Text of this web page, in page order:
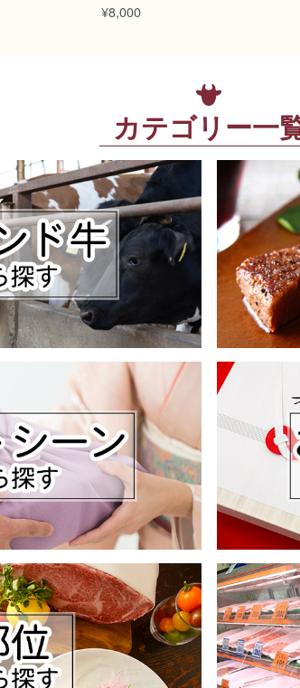
¥8,000
カテゴリー一